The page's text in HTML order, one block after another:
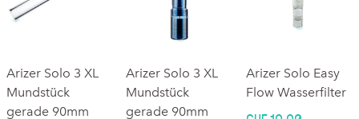
Arizer Solo 3 XL
Mundstück
gerade 90mm
Arizer Solo 3 XL
Mundstück
gerade 90mm
Arizer Solo Easy
Flow Wasserfilter